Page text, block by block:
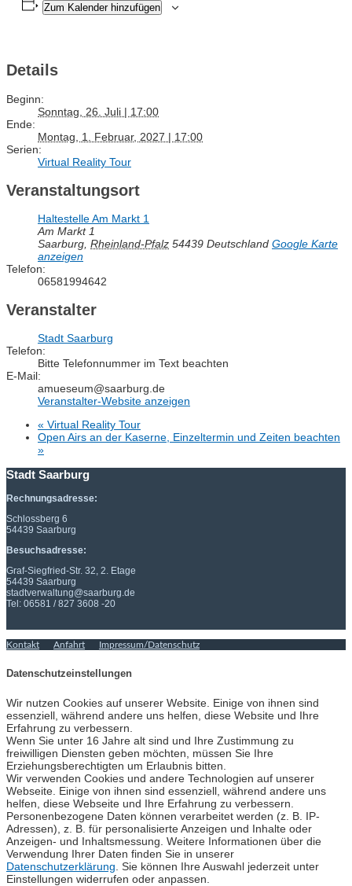
Zum Kalender hinzufügen
Details
Beginn:
Sonntag, 26. Juli | 17:00
Ende:
Montag, 1. Februar, 2027 | 17:00
Serien:
Virtual Reality Tour
Veranstaltungsort
Haltestelle Am Markt 1
Am Markt 1
Saarburg Rheinland-Pfalz 54439 Deutschland Google Karte
anzeigen
Telefon:
06581994642
Veranstalter
Stadt Saarburg
Telefon:
Bitte Telefonnummer im Text beachten
E-Mail:
amueseum@saarburg.de
Veranstalter-Website anzeigen
« Virtual Reality Tour
Open Airs an der Kaserne, Einzeltermin und Zeiten beachten
»
Stadt Saarburg
Rechnungsadresse:
Schlossberg 6
54439 Saarburg
Besuchsadresse:
Graf-Siegfried-Str. 32, 2. Etage
54439 Saarburg
stadtverwaltung@saarburg.de
Tel: 06581 / 827 3608 -20
Kontakt Anfahrt Impressum/Datenschutz
Datenschutzeinstellungen
Wir nutzen Cookies auf unserer Website. Einige von ihnen sind
essenziell, während andere uns helfen, diese Website und Ihre
Erfahrung zu verbessern.
Wenn Sie unter 16 Jahre alt sind und Ihre Zustimmung zu
freiwilligen Diensten geben möchten, müssen Sie Ihre
Erziehungsberechtigten um Erlaubnis bitten.
Wir verwenden Cookies und andere Technologien auf unserer
Webseite. Einige von ihnen sind essenziell, während andere uns
helfen, diese Webseite und Ihre Erfahrung zu verbessern.
Personenbezogene Daten können verarbeitet werden (z. B. IP-
Adressen), z. B. für personalisierte Anzeigen und Inhalte oder
Anzeigen- und Inhaltsmessung. Weitere Informationen über die
Verwendung Ihrer Daten finden Sie in unserer
Datenschutzerklärung . Sie können Ihre Auswahl jederzeit unter
Einstellungen widerrufen oder anpassen.